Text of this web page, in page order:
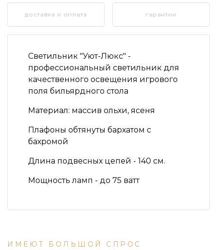
доставка и оплата гарантии
Светильник "Уют-Люкс" -
профессиональный светильник для
качественного освещения игрового
поля бильярдного стола
Материал: массив ольхи, ясеня
Плафоны обтянуты бархатом с
бахромой
Длина подвесных цепей - 140 см.
Мощность ламп - до 75 ватт
ИМЕЮТ БОЛЬШОЙ СПРОС